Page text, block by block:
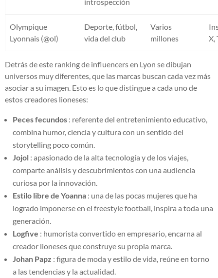
Olympique
Lyonnais (@ol)
Deporte, fútbol,
vida del club
Varios
millones
X,
Detrás de este ranking de influencers en Lyon se dibujan
universos muy diferentes, que las marcas buscan cada vez más
asociar a su imagen. Esto es lo que distingue a cada uno de
estos creadores lioneses:
Peces fecundos : referente del entretenimiento educativo,
combina humor, ciencia y cultura con un sentido del
storytelling poco común.
Jojol : apasionado de la alta tecnología y de los viajes,
comparte análisis y descubrimientos con una audiencia
curiosa por la innovación.
Estilo libre de Yoanna : una de las pocas mujeres que ha
logrado imponerse en el freestyle football, inspira a toda una
generación.
Logfive : humorista convertido en empresario, encarna al
creador lioneses que construye su propia marca.
Johan Papz : figura de moda y estilo de vida, reúne en torno
a las tendencias y la actualidad.